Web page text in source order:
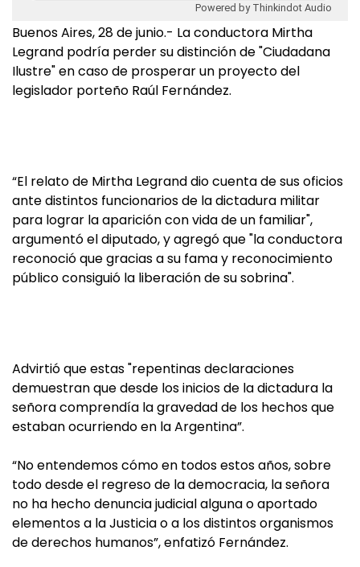
Powered by Thinkindot Audio
Buenos Aires, 28 de junio.- La conductora Mirtha
Legrand podría perder su distinción de "Ciudadana
Ilustre" en caso de prosperar un proyecto del
legislador porteño Raúl Fernández.
“El relato de Mirtha Legrand dio cuenta de sus oficios
ante distintos funcionarios de la dictadura militar
para lograr la aparición con vida de un familiar",
argumentó el diputado, y agregó que "la conductora
reconoció que gracias a su fama y reconocimiento
público consiguió la liberación de su sobrina".
Advirtió que estas "repentinas declaraciones
demuestran que desde los inicios de la dictadura la
señora comprendía la gravedad de los hechos que
estaban ocurriendo en la Argentina”.
“No entendemos cómo en todos estos años, sobre
todo desde el regreso de la democracia, la señora
no ha hecho denuncia judicial alguna o aportado
elementos a la Justicia o a los distintos organismos
de derechos humanos”, enfatizó Fernández.